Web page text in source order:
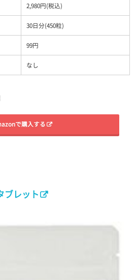
2,980円(税込)
30日分(450粒)
99円
なし
で購入する
ブレット